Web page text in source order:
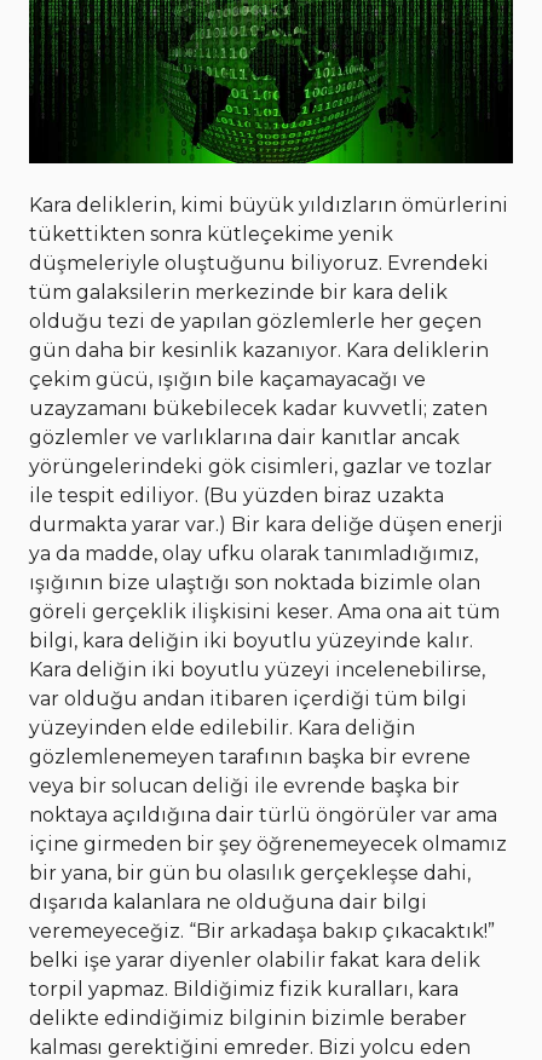
Kara deliklerin, kimi büyük yıldızların ömürlerini
tükettikten sonra kütleçekime yenik
düşmeleriyle oluştuğunu biliyoruz. Evrendeki
tüm galaksilerin merkezinde bir kara delik
olduğu tezi de yapılan gözlemlerle her geçen
gün daha bir kesinlik kazanıyor. Kara deliklerin
çekim gücü, ışığın bile kaçamayacağı ve
uzayzamanı bükebilecek kadar kuvvetli; zaten
gözlemler ve varlıklarına dair kanıtlar ancak
yörüngelerindeki gök cisimleri, gazlar ve tozlar
ile tespit ediliyor. (Bu yüzden biraz uzakta
durmakta yarar var.) Bir kara deliğe düşen enerji
ya da madde, olay ufku olarak tanımladığımız,
ışığının bize ulaştığı son noktada bizimle olan
göreli gerçeklik ilişkisini keser. Ama ona ait tüm
bilgi, kara deliğin iki boyutlu yüzeyinde kalır.
Kara deliğin iki boyutlu yüzeyi incelenebilirse,
var olduğu andan itibaren içerdiği tüm bilgi
yüzeyinden elde edilebilir. Kara deliğin
gözlemlenemeyen tarafının başka bir evrene
veya bir solucan deliği ile evrende başka bir
noktaya açıldığına dair türlü öngörüler var ama
içine girmeden bir şey öğrenemeyecek olmamız
bir yana, bir gün bu olasılık gerçekleşse dahi,
dışarıda kalanlara ne olduğuna dair bilgi
veremeyeceğiz. “Bir arkadaşa bakıp çıkacaktık!”
belki işe yarar diyenler olabilir fakat kara delik
torpil yapmaz. Bildiğimiz fizik kuralları, kara
delikte edindiğimiz bilginin bizimle beraber
kalması gerektiğini emreder. Bizi yolcu eden